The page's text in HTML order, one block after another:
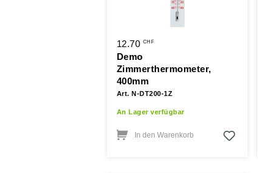
12.70 CHF
Demo
Zimmerthermometer,
400mm
Art. N-DT200-1Z
An Lager verfügbar
In den Warenkorb